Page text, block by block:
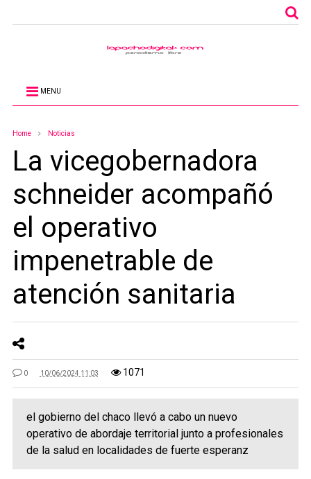
MENU
Home Noticias
La vicegobernadora
schneider acompañó
el operativo
impenetrable de
atención sanitaria
0 10/06/2024 11:03 1071
el gobierno del chaco llevó a cabo un nuevo
operativo de abordaje territorial junto a profesionales
de la salud en localidades de fuerte esperanz